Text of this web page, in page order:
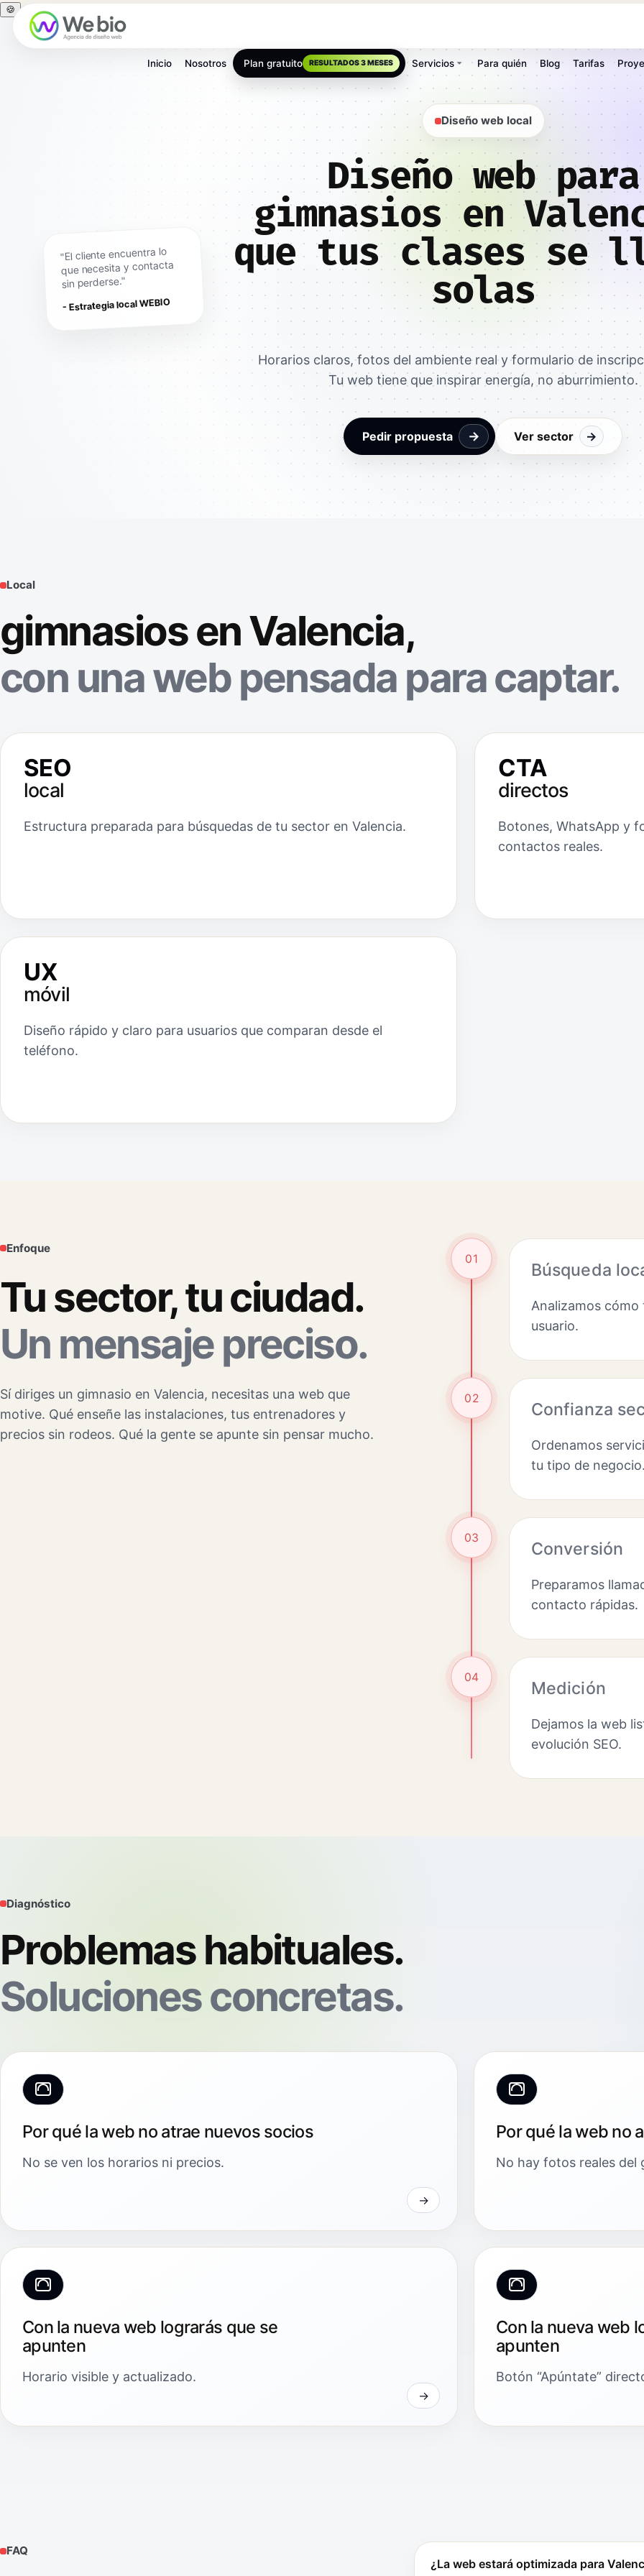
🍪
Inicio Nosotros Plan gratuito RESULTADOS 3 MESES Servicios Para quién Blog Tarifas
"El cliente encuentra lo
que necesita y contacta
sin perderse."
- Estrategia local WEBIO
Diseño web local
Diseño web para
gimnasios en
que tus clases se
solas
Horarios claros, fotos del ambiente real y formulario de
Tu web tiene que inspirar energía, no aburrimiento.
Pedir propuesta → Ver sector →
Local
gimnasios en Valencia,
con una web pensada para captar.
SEO
local
Estructura preparada para búsquedas de tu sector en Valencia.
CTA
directos
Botones, WhatsApp y
contactos reales.
UX
móvil
Diseño rápido y claro para usuarios que comparan desde el
teléfono.
Enfoque
Tu sector, tu ciudad.
Un mensaje preciso.
Sí diriges un gimnasio en Valencia, necesitas una web que
motive. Qué enseñe las instalaciones, tus entrenadores y
precios sin rodeos. Qué la gente se apunte sin pensar mucho.
01
Búsqueda
Analizamos cómo
usuario.
02
Confianza
Ordenamos
tu tipo de
03
Conversión
Preparamos
contacto rápidas.
04
Medición
Dejamos la web
evolución SEO.
Diagnóstico
Problemas habituales.
Soluciones concretas.
Por qué la web no atrae nuevos socios
No se ven los horarios ni precios.
Por qué la web no
No hay fotos reales del
Con la nueva web lograrás que se
apunten
Horario visible y actualizado.
Con la nueva web
apunten
Botón “Apúntate”
FAQ
¿La web estará optimizada para